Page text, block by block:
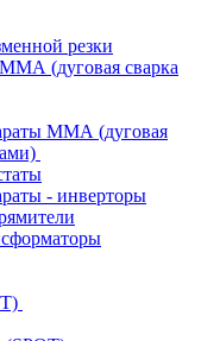
резки
(дуговая сварка
ММА (дуговая
- инверторы